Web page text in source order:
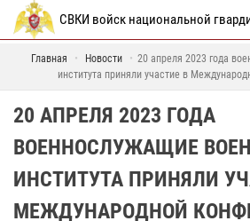
СВКИ войск национальной
Главная Новости
20 апреля 2023 года
института приняли участие в
20 АПРЕЛЯ 2023 ГОДА
ВОЕННОСЛУЖАЩИЕ
ИНСТИТУТА ПРИНЯЛИ
МЕЖДУНАРОДНОЙ